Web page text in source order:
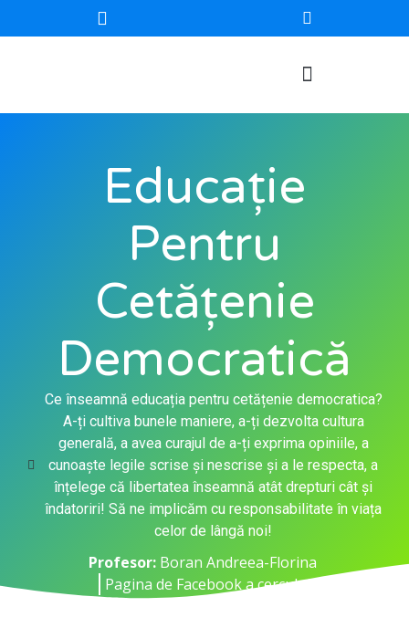
Educație
Pentru
Cetățenie
Democratică
Ce înseamnă educația pentru cetățenie democratica?
A-ți cultiva bunele maniere, a-ți dezvolta cultura
generală, a avea curajul de a-ți exprima opiniile, a
cunoaște legile scrise și nescrise și a le respecta, a
înțelege că libertatea înseamnă atât drepturi cât și
îndatoriri! Să ne implicăm cu responsabilitate în viața
celor de lângă noi!
Profesor: Boran Andreea-Florina
Pagina de Facebook a cercului